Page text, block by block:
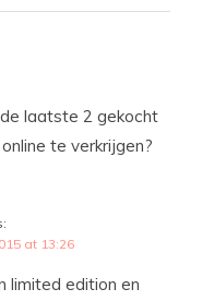
laatste 2 gekocht
te verkrijgen?
at 13:26
limited edition en